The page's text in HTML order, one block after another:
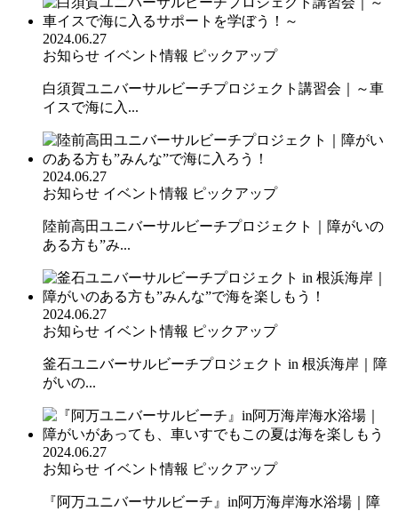
2024.06.27
お知らせ イベント情報 ピックアップ
白須賀ユニバーサルビーチプロジェクト講習会｜～車
イスで海に入...
2024.06.27
お知らせ イベント情報 ピックアップ
陸前高田ユニバーサルビーチプロジェクト｜障がいの
ある方も”み...
2024.06.27
お知らせ イベント情報 ピックアップ
釜石ユニバーサルビーチプロジェクト in 根浜海岸｜障
がいの...
2024.06.27
お知らせ イベント情報 ピックアップ
『阿万ユニバーサルビーチ』in阿万海岸海水浴場｜障